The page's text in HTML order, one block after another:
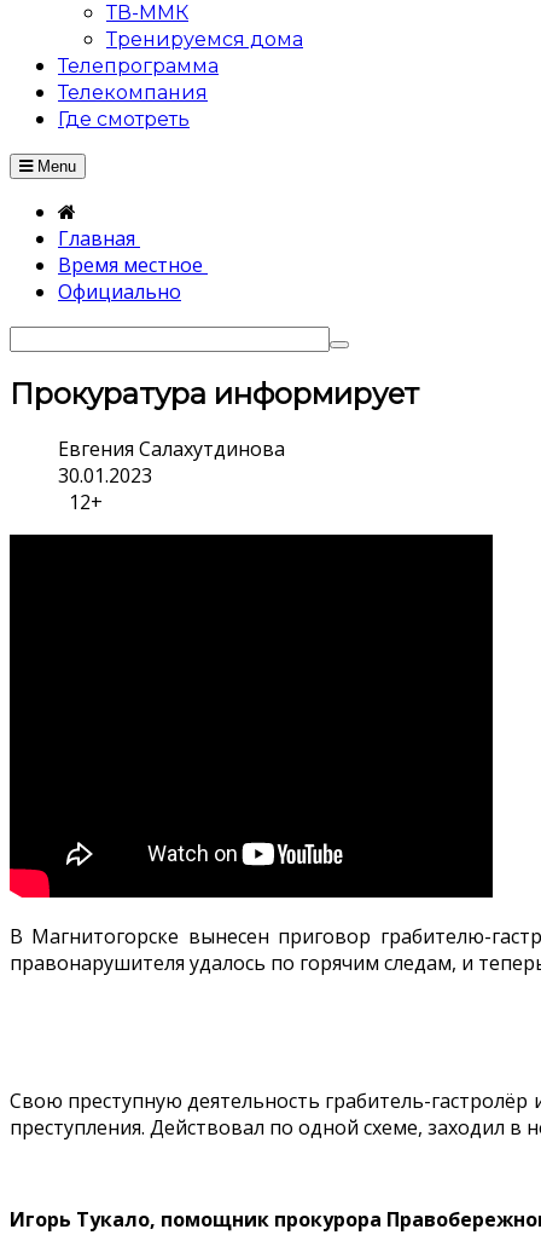
ТВ-ММК
Тренируемся дома
Телепрограмма
Телекомпания
Где смотреть
Menu
Главная
Время местное
Официально
Прокуратура информирует
Евгения Салахутдинова
30.01.2023
12+
В Магнитогорске вынесен приговор грабителю-
правонарушителя удалось по горячим следам, и
Свою преступную деятельность грабитель-
преступления. Действовал по одной схеме, заходил
Игорь Тукало, помощник прокурора